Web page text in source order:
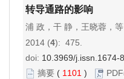
转导通路的影响
浦 政，干 静，王晓蓉，等
2014 (4): 475.
doi: 10.3969/j.issn.1674-
摘要 ( 1101 ) PDF